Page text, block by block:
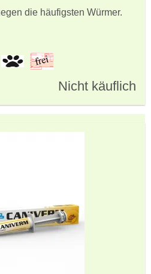
die häufigsten Würmer.
Nicht käuflich